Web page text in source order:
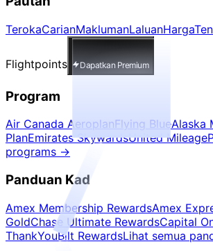
TerokaCarianMaklumanLaluanHarga
Flightpoints Dapatkan Premium
Program
Air Canada AeroplanFlying BlueAlaska
PlanEmirates SkywardsUnited
programs →
Panduan Kad
Amex Membership RewardsAmex
GoldChase Ultimate RewardsCapital
ThankYouBilt RewardsLihat semua